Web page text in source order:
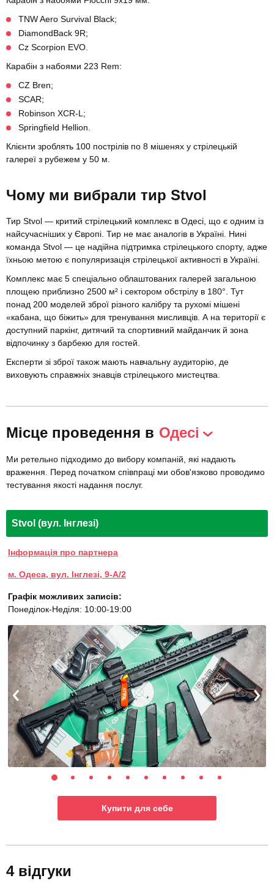
TNW Aero Survival Black;
DiamondBack 9R;
Cz Scorpion EVO.
Карабін з набоями 223 Rem:
CZ Bren;
SCAR;
Robinson XCR-L;
Springfield Hellion.
Клієнти зроблять 100 пострілів по 8 мішенях у стрілецькій
галереї з рубежем у 50 м.
Чому ми вибрали тир Stvol
Тир Stvol — критий стрілецький комплекс в Одесі, що є одним із
найсучасніших у Європі. Тир не має аналогів в Україні. Нині
команда Stvol — це надійна підтримка стрілецького спорту, адже
їхньою метою є популяризація стрілецької активності в Україні.
Комплекс має 5 спеціально облаштованих галерей загальною
площею приблизно 2500 м² і сектором обстрілу в 180°. Тут
понад 200 моделей зброї різного калібру та рухомі мішені
«кабана, що біжить» для тренування мисливців. А на території є
доступний паркінг, дитячий та спортивний майданчик й зона
відпочинку з барбекю для гостей.
Експерти зі зброї також мають навчальну аудиторію, де
виховують справжніх знавців стрілецького мистецтва.
Місце проведення в Одесі
Ми ретельно підходимо до вибору компаній, які надають
враження. Перед початком співпраці ми обов'язково проводимо
тестування якості надання послуг.
Stvol (вул. Інглезі)
Інформація про партнера
м. Одеса, вул. Інглезі, 9-А/2
Графік можливих записів:
Понеділок-Неділя: 10:00-19:00
Купити для себе
4 відгуки